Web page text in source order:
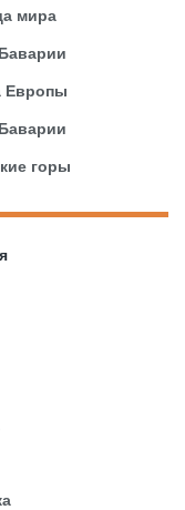
мира
Европы
горы